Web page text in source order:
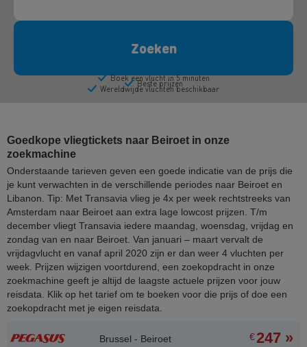
Goedkope vliegtickets naar Beiroet in onze
zoekmachine
Onderstaande tarieven geven een goede indicatie van de prijs die
je kunt verwachten in de verschillende periodes naar Beiroet en
Libanon. Tip: Met Transavia vlieg je 4x per week rechtstreeks van
Amsterdam naar Beiroet aan extra lage lowcost prijzen. T/m
december vliegt Transavia iedere maandag, woensdag, vrijdag en
zondag van en naar Beiroet. Van januari – maart vervalt de
vrijdagvlucht en vanaf april 2020 zijn er dan weer 4 vluchten per
week. Prijzen wijzigen voortdurend, een zoekopdracht in onze
zoekmachine geeft je altijd de laagste actuele prijzen voor jouw
reisdata. Klik op het tarief om te boeken voor die prijs of doe een
zoekopdracht met je eigen reisdata.
Brussel - Beiroet €247 »